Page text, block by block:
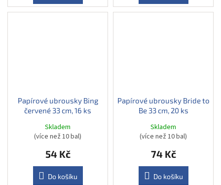
Papírové ubrousky Bing
červené 33 cm, 16 ks
Skladem
(více než 10 bal)
54 Kč
Do košíku
Papírové ubrousky Bride to
Be 33 cm, 20 ks
Skladem
(více než 10 bal)
74 Kč
Do košíku